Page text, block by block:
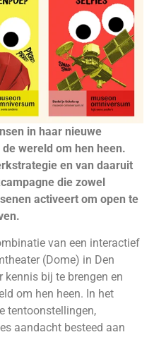
in haar nieuwe
wereld om hen heen.
en van daaruit
die zowel
activeert om open te
van een interactief
(Dome) in Den
kennis bij te brengen en
om hen heen. In het
tentoonstellingen,
aandacht besteed aan